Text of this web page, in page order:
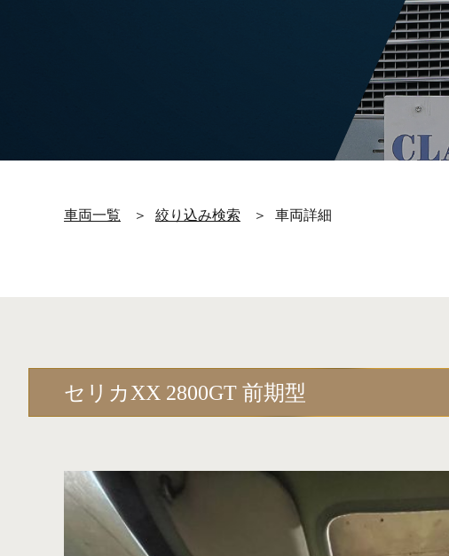
車両一覧 ＞ 絞り込み検索 ＞ 車両詳細
セリカXX 2800GT 前期型